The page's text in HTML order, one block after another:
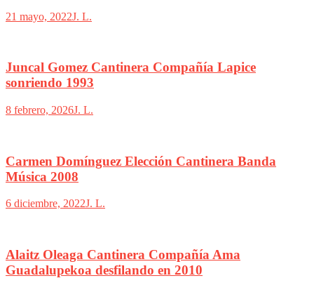
21 mayo, 2022J. L.
Juncal Gomez Cantinera Compañía Lapice
sonriendo 1993
8 febrero, 2026J. L.
Carmen Domínguez Elección Cantinera Banda
Música 2008
6 diciembre, 2022J. L.
Alaitz Oleaga Cantinera Compañía Ama
Guadalupekoa desfilando en 2010